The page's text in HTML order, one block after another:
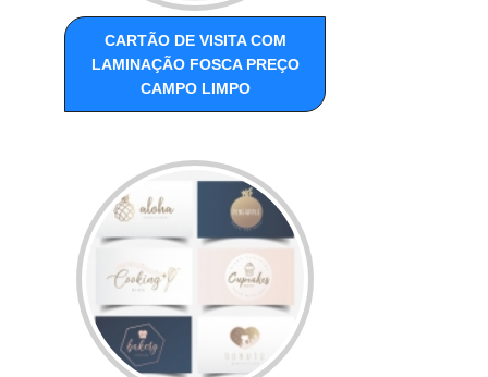
CARTÃO DE VISITA COM
LAMINAÇÃO FOSCA PREÇO
CAMPO LIMPO